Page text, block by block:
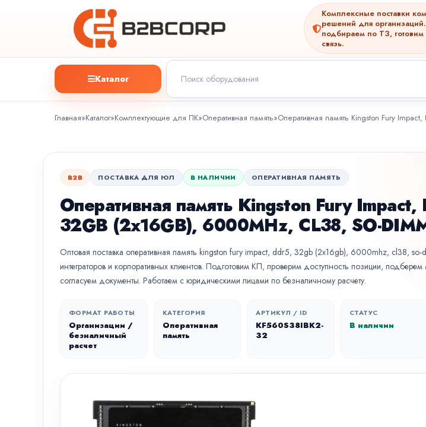
Комплексные поставки
решений для
подбираем по ТЗ,
связь.
Каталог
Главная»Каталог»Комплектующие для ПК»Оперативная память»Оперативная память Kingston Fury
B2B ПОСТАВКА ДЛЯ ЮЛ В НАЛИЧИИ ОПЕРАТИВНАЯ ПАМЯТЬ
Оперативная память Kingston Fury Impact,
32GB (2x16GB), 6000MHz, CL38, SO-
Оптовая поставка оперативная память kingston fury impact, ddr5, 32gb (2x16gb), 6000mhz, cl38, so-
интеграторов и корпоративных клиентов. Подготовим КП, проверим доступность позиции,
согласуем документы. Работаем с юридическими лицами по безналичному расчету.
ФОРМАТ РАБОТЫ
Организации /
безналичный
расчет
КАТЕГОРИЯ
Оперативная
память
АРТИКУЛ / ID
KF560S38IBK2-
32
СТАТУС
В наличии